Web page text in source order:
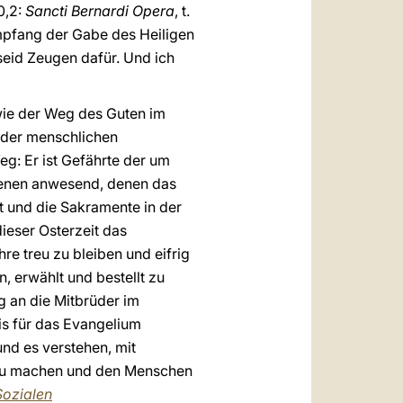
Sancti Bernardi Opera, t.
der Gabe des Heiligen
Zeugen dafür. Und ich
der Weg des Guten im
menschlichen
Er ist Gefährte der um
anwesend, denen das
die Sakramente in der
Osterzeit das
treu zu bleiben und eifrig
erwählt und bestellt zu
an die Mitbrüder im
für das Evangelium
es verstehen, mit
machen und den Menschen